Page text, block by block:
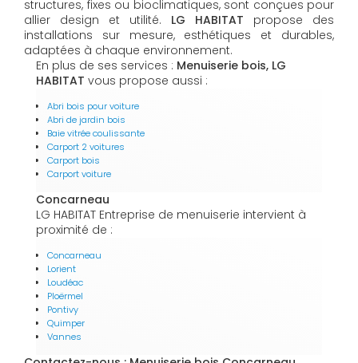
structures, fixes ou bioclimatiques, sont conçues pour
allier design et utilité. LG HABITAT propose des
installations sur mesure, esthétiques et durables,
adaptées à chaque environnement.
En plus de ses services : Menuiserie bois, LG
HABITAT vous propose aussi :
Abri bois pour voiture
Abri de jardin bois
Baie vitrée coulissante
Carport 2 voitures
Carport bois
Carport voiture
Concarneau
LG HABITAT Entreprise de menuiserie intervient à
proximité de :
Concarneau
Lorient
Loudéac
Ploërmel
Pontivy
Quimper
Vannes